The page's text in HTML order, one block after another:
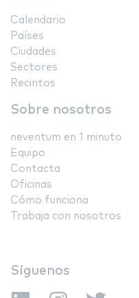
Calendario
Países
Ciudades
Sectores
Recintos
Sobre nosotros
neventum en 1 minuto
Equipo
Contacta
Oficinas
Cómo funciona
Trabaja con nosotros
Síguenos